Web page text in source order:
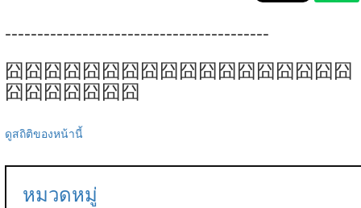
-----------------------------------------
囧囧囧囧囧囧囧囧囧囧囧囧囧囧囧囧囧囧
囧囧囧囧囧囧囧
ดูสถิติของหน้านี้
หมวดหมู่